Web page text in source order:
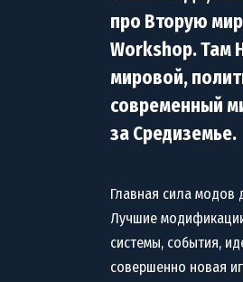
про Вторую
Workshop. Там
мировой,
современный
за Средиземье.
Главная сила модов
Лучшие
системы, события,
совершенно новая